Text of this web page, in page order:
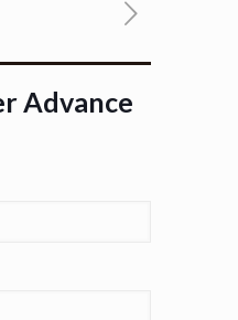
Advance